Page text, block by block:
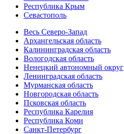
Республика Крым
Севастополь
Весь Северо-Запад
Архангельская область
Калининградская область
Вологодская область
Ненецкий автономный округ
Ленинградская область
Мурманская область
Новгородская область
Псковская область
Республика Карелия
Республика Коми
Санкт-Петербург